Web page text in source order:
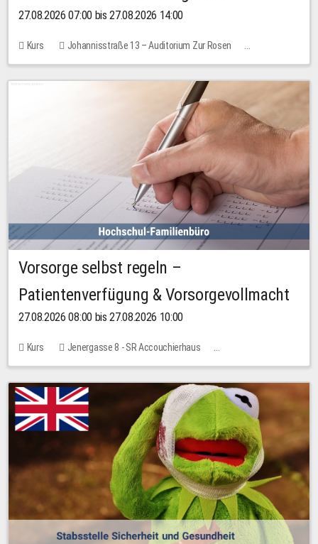
27.08.2026 07:00 bis 27.08.2026 14:00
Kurs
Johannisstraße 13 – Auditorium Zur Rosen
11 Plätze
Vorsorge selbst regeln –
Patientenverfügung & Vorsorgevollmacht
27.08.2026 08:00 bis 27.08.2026 10:00
Kurs
Jenergasse 8 - SR Accouchierhaus
Keine freien Plätze